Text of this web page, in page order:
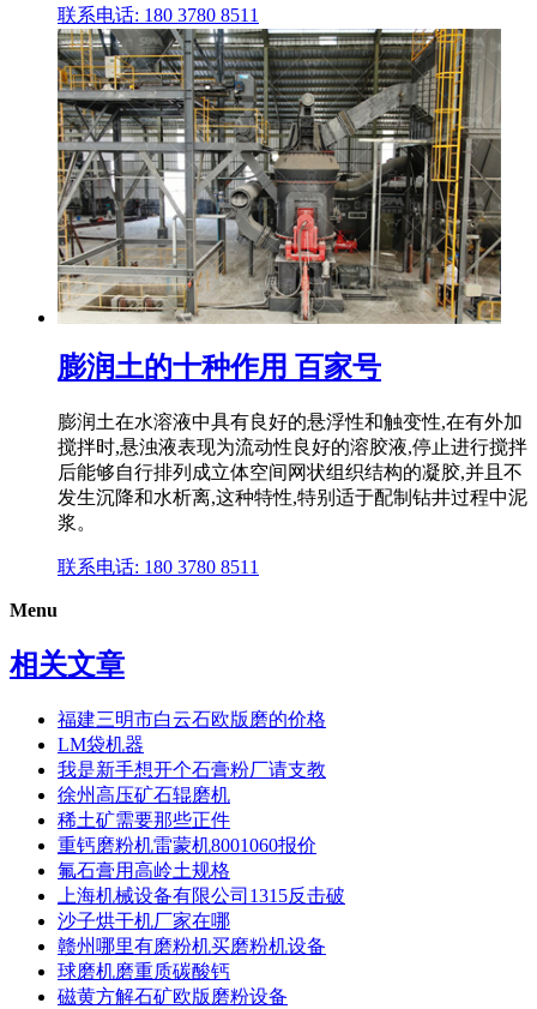
联系电话: 180 3780 8511
膨润土的十种作用 百家号
膨润土在水溶液中具有良好的悬浮性和触变性,在有外加
搅拌时,悬浊液表现为流动性良好的溶胶液,停止进行搅拌
后能够自行排列成立体空间网状组织结构的凝胶,并且不
发生沉降和水析离,这种特性,特别适于配制钻井过程中泥
浆。
联系电话: 180 3780 8511
Menu
相关文章
福建三明市白云石欧版磨的价格
LM袋机器
我是新手想开个石膏粉厂请支教
徐州高压矿石辊磨机
稀土矿需要那些正件
重钙磨粉机雷蒙机8001060报价
氟石膏用高岭土规格
上海机械设备有限公司1315反击破
沙子烘干机厂家在哪
赣州哪里有磨粉机买磨粉机设备
球磨机磨重质碳酸钙
磁黄方解石矿欧版磨粉设备